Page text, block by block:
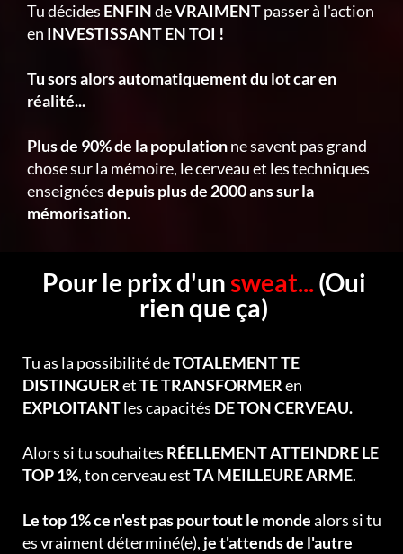
Tu décides ENFINdeVRAIMENTpasser à l'action
en INVESTISSANT EN TOI !
Tu sors alors automatiquement du lot car en
réalité...
Plus de 90% de la populationne savent pas grand
chose sur la mémoire, le cerveau et les techniques
enseignéesdepuis plus de 2000 ans sur la
mémorisation.
Pour le prix d'unsweat...(Oui
rien que ça)
Tu as la possibilité deTOTALEMENT TE
DISTINGUERetTE TRANSFORMERen
EXPLOITANTles capacités DE TON CERVEAU.
Alors si tu souhaites RÉELLEMENT ATTEINDRE LE
TOP 1%, ton cerveau estTA MEILLEURE ARME.
Le top 1% ce n'est pas pour tout le mondealors si tu
es vraiment déterminé(e), je t'attends de l'autre